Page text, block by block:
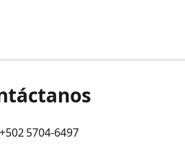
+502 5704-6497